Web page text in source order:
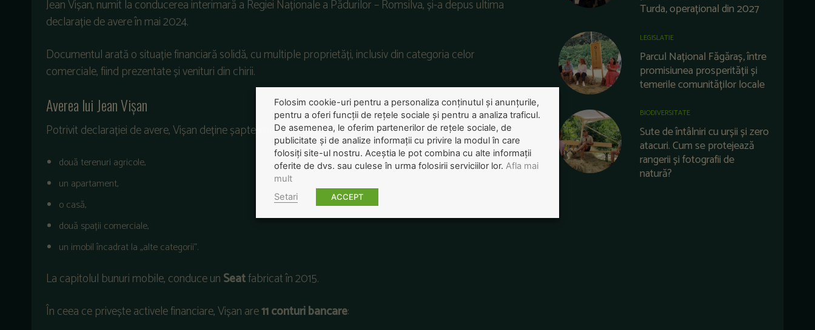
Jean Vișan, numit la conducerea interimară a Regiei Naționale a Pădurilor – Romsilva, și-a depus ultima
declarație de avere în mai 2024.
Documentul arată o situație financiară solidă, cu multiple proprietăți, inclusiv din categoria celor
comerciale, fiind prezentate și venituri din chirii.
Averea lui Jean Vișan
Potrivit declarației de avere, Vișan deține șapte imobile în Buzău:
două terenuri agricole,
un apartament,
o casă,
două spații comerciale,
un imobil încadrat la „alte categorii”.
La capitolul bunuri mobile, conduce unSeatfabricat în 2015.
În ceea ce privește activele financiare, Vișan are11 conturi bancare:
Turda, operațional din 2027
LEGISLATIE
Parcul Național Făgăraș, între
promisiunea prosperității și
temerile comunităților locale
BIODIVERSITATE
Sute de întâlniri cu urșii și zero
atacuri. Cum se protejează
rangerii și fotografii de
natură?
Folosim cookie-uri pentru a personaliza conținutul și anunțurile,
pentru a oferi funcții de rețele sociale și pentru a analiza traficul.
De asemenea, le oferim partenerilor de rețele sociale, de
publicitate și de analize informații cu privire la modul în care
folosiți site-ul nostru. Aceștia le pot combina cu alte informații
oferite de dvs. sau culese în urma folosirii serviciilor lor. Afla mai
mult
Setari
ACCEPT